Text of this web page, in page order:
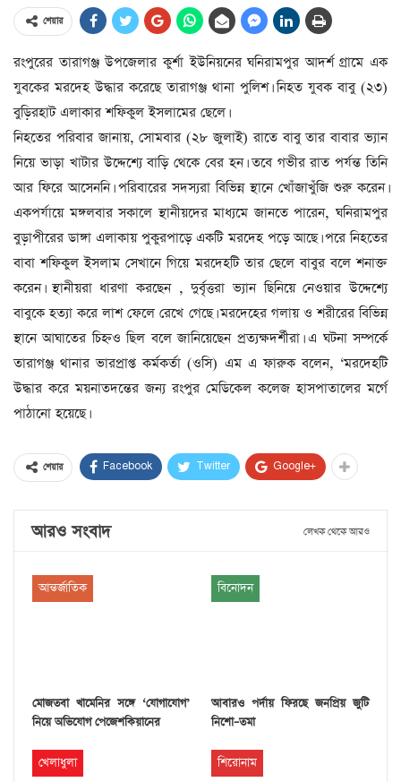
শেয়ার
রংপুরের তারাগঞ্জ উপজেলার কুর্শা ইউনিয়নের ঘনিরামপুর আদর্শ গ্রামে এক
যুবকের মরদেহ উদ্ধার করেছে তারাগঞ্জ থানা পুলিশ। নিহত যুবক বাবু (২৩)
বুড়িরহাট এলাকার শফিকুল ইসলামের ছেলে।
নিহতের পরিবার জানায়, সোমবার (২৮ জুলাই) রাতে বাবু তার বাবার ভ্যান
নিয়ে ভাড়া খাটার উদ্দেশ্যে বাড়ি থেকে বের হন। তবে গভীর রাত পর্যন্ত তিনি
আর ফিরে আসেননি। পরিবারের সদস্যরা বিভিন্ন স্থানে খোঁজাখুঁজি শুরু করেন।
একপর্যায়ে মঙ্গলবার সকালে স্থানীয়দের মাধ্যমে জানতে পারেন, ঘনিরামপুর
বুড়াপীরের ডাঙ্গা এলাকায় পুকুরপাড়ে একটি মরদেহ পড়ে আছে। পরে নিহতের
বাবা শফিকুল ইসলাম সেখানে গিয়ে মরদেহটি তার ছেলে বাবুর বলে শনাক্ত
করেন। স্থানীয়রা ধারণা করছেন , দুর্বৃত্তরা ভ্যান ছিনিয়ে নেওয়ার উদ্দেশ্যে
বাবুকে হত্যা করে লাশ ফেলে রেখে গেছে। মরদেহের গলায় ও শরীরের বিভিন্ন
স্থানে আঘাতের চিহ্নও ছিল বলে জানিয়েছেন প্রত্যক্ষদর্শীরা। এ ঘটনা সম্পর্কে
তারাগঞ্জ থানার ভারপ্রাপ্ত কর্মকর্তা (ওসি) এম এ ফারুক বলেন, ‘মরদেহটি
উদ্ধার করে ময়নাতদন্তের জন্য রংপুর মেডিকেল কলেজ হাসপাতালের মর্গে
পাঠানো হয়েছে।
শেয়ার Facebook Twitter Google+
আরও সংবাদ লেখক থেকে আরও
আন্তর্জাতিক
মোজতবা খামেনির সঙ্গে ‘যোগাযোগ’
নিয়ে অভিযোগ পেজেশকিয়ানের
বিনোদন
আবারও পর্দায় ফিরছে জনপ্রিয় জুটি
নিশো–তমা
খেলাধুলা শিরোনাম